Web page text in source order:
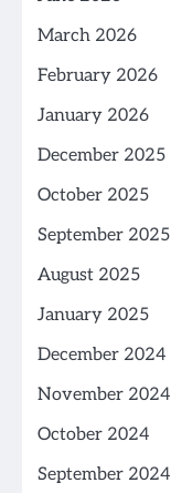
March 2026
February 2026
January 2026
December 2025
October 2025
September 2025
August 2025
January 2025
December 2024
November 2024
October 2024
September 2024